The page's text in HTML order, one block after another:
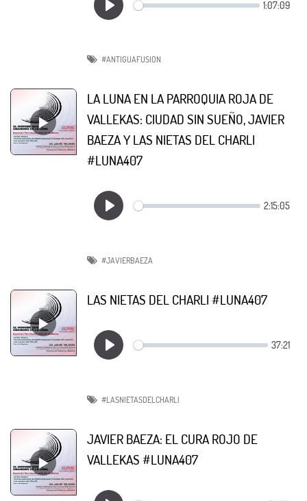
#ANTIGUAFUSION
LA LUNA EN LA PARROQUIA ROJA DE
VALLEKAS: CIUDAD SIN SUEÑO, JAVIER
BAEZA Y LAS NIETAS DEL CHARLI
#LUNA407
#JAVIERBAEZA
LAS NIETAS DEL CHARLI #LUNA407
#LASNIETASDELCHARLI
JAVIER BAEZA: EL CURA ROJO DE
VALLEKAS #LUNA407